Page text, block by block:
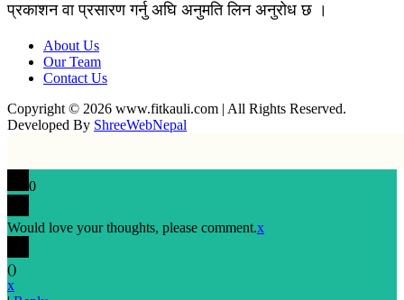
प्रकाशन वा प्रसारण गर्नु अघि अनुमति लिन अनुरोध छ ।
About Us
Our Team
Contact Us
Copyright © 2026 www.fitkauli.com | All Rights Reserved.
Developed By ShreeWebNepal
0
Would love your thoughts, please comment.x
()
x